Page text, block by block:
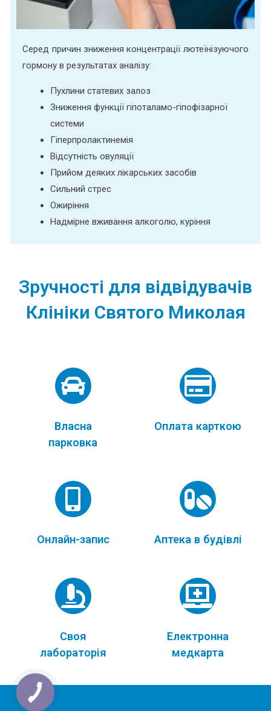
Серед причин зниження концентрації лютеїнізуючого
гормону в результатах аналізу:
Пухлини статевих залоз
Зниження функції гіпоталамо-гіпофізарної
системи
Гіперпролактинемія
Відсутність овуляції
Прийом деяких лікарських засобів
Сильний стрес
Ожиріння
Надмірне вживання алкоголю, куріння
Зручності для відвідувачів
Клініки Святого Миколая
Власна
парковка
Оплата карткою
Онлайн-запис Аптека в будівлі
Своя
лабораторія
Електронна
медкарта